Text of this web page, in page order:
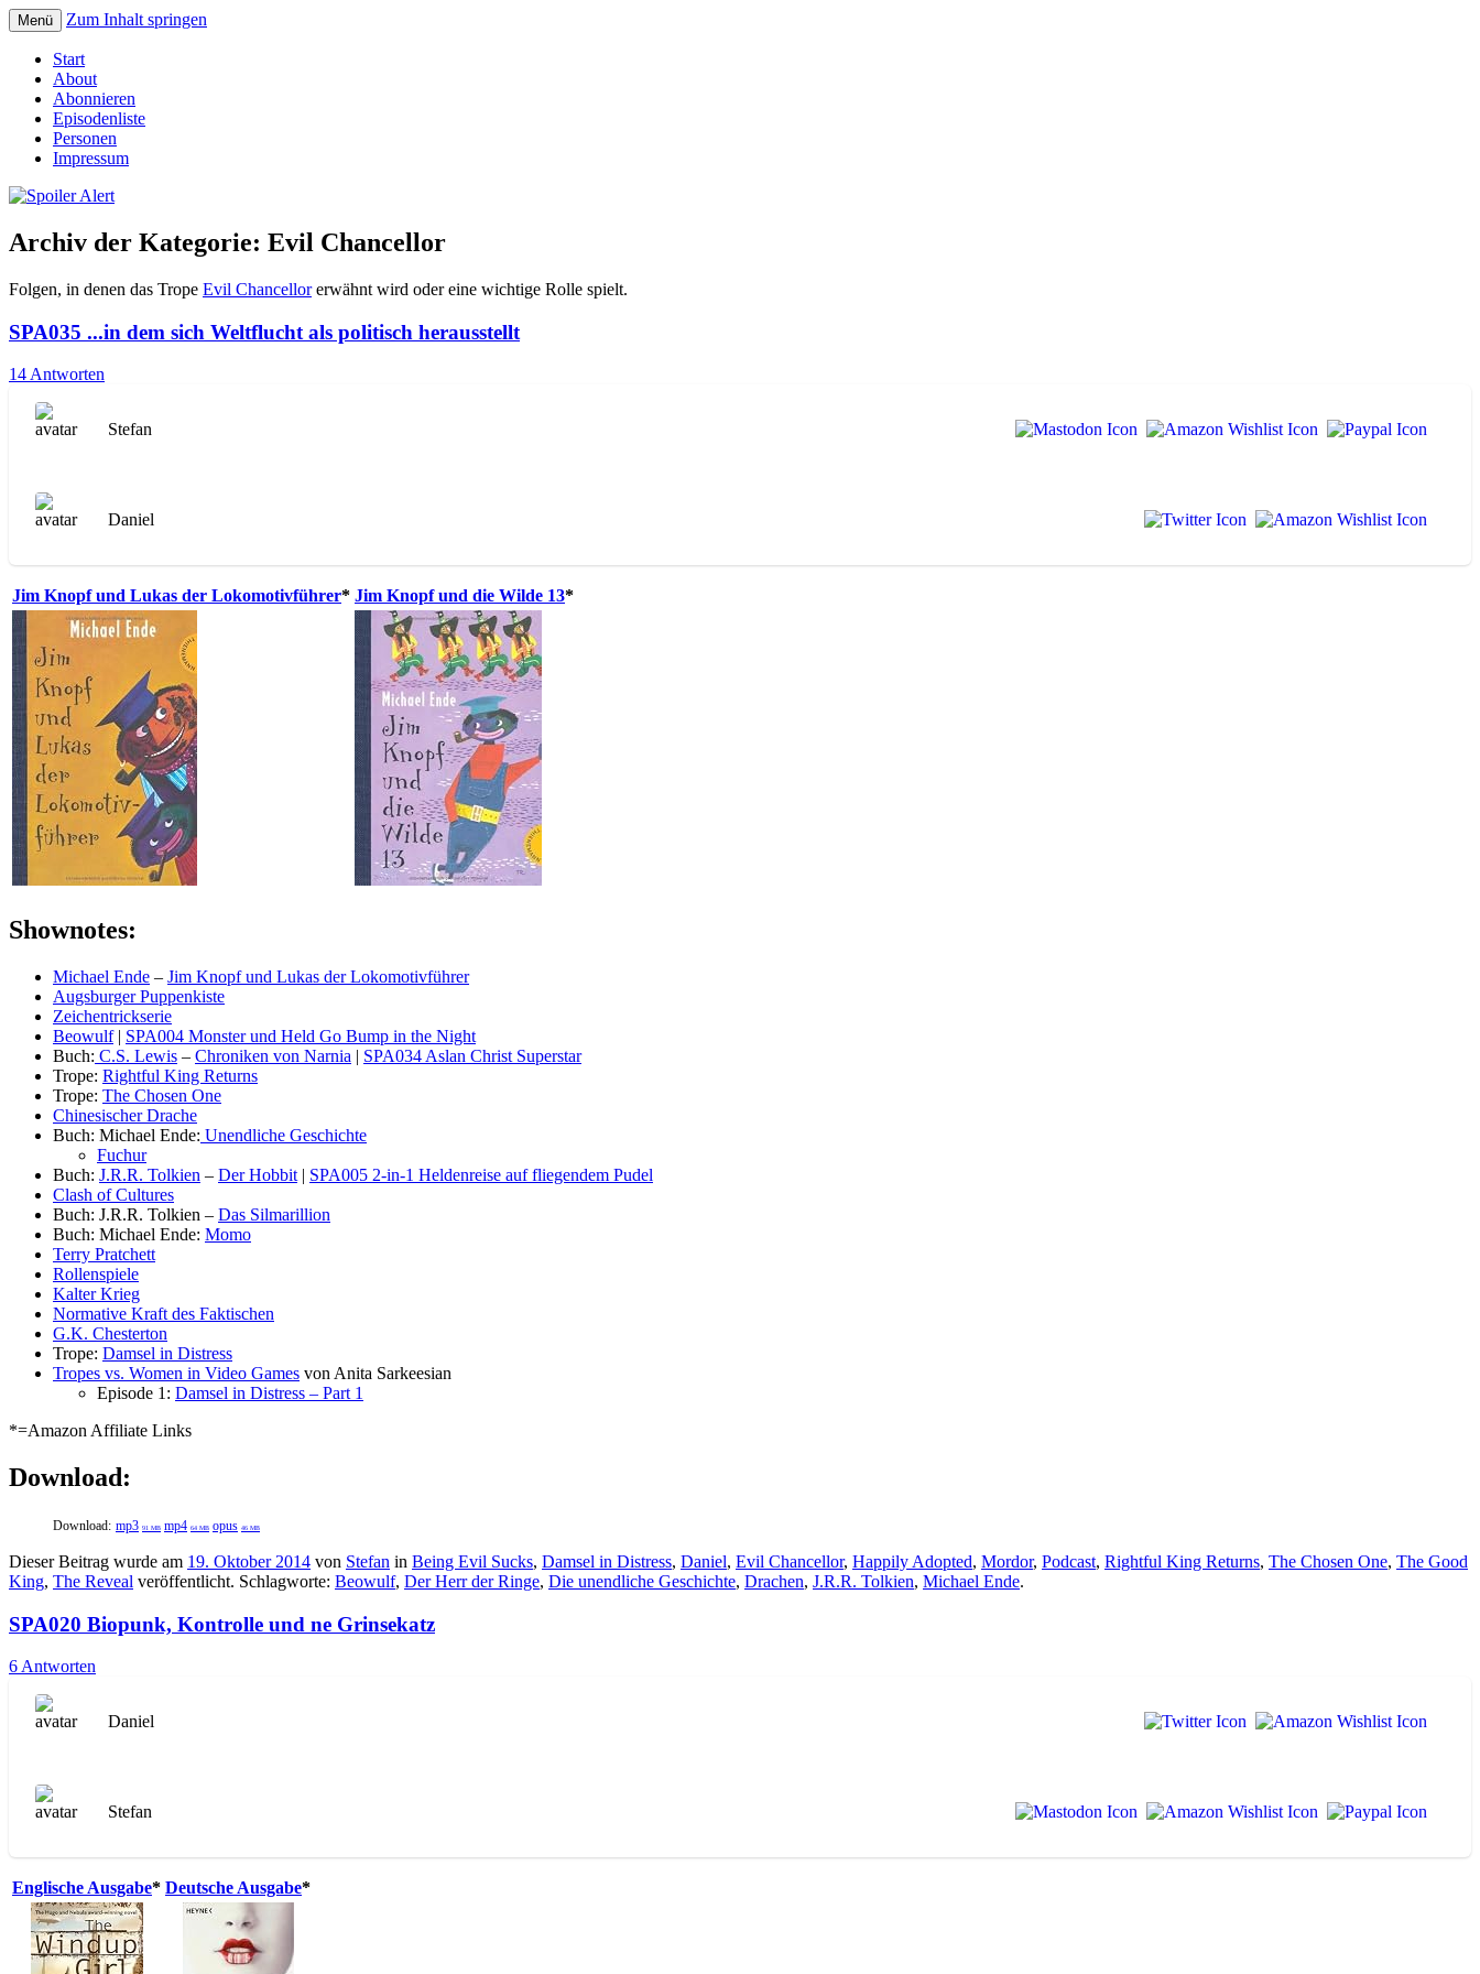
Spoiler Alert
Menü Zum Inhalt springen
Start
About
Abonnieren
Episodenliste
Personen
Impressum
Archiv der Kategorie: Evil Chancellor
Folgen, in denen das Trope Evil Chancellorerwähnt wird oder eine wichtige Rolle spielt.
SPA035 ...in dem sich Weltflucht als politisch herausstellt
14 Antworten
Stefan
Daniel
Jim Knopf und Lukas der Lokomotivführer* Jim Knopf und die Wilde 13*
Shownotes:
Michael Ende – Jim Knopf und Lukas der Lokomotivführer
Augsburger Puppenkiste
Zeichentrickserie
Beowulf| SPA004 Monster und Held Go Bump in the Night
Buch: C.S. Lewis – Chroniken von Narnia | SPA034 Aslan Christ Superstar
Trope: Rightful King Returns
Trope: The Chosen One
Chinesischer Drache
Buch: Michael Ende: Unendliche Geschichte
Fuchur
Buch: J.R.R. Tolkien – Der Hobbit | SPA005 2-in-1 Heldenreise auf fliegendem Pudel
Clash of Cultures
Buch: J.R.R. Tolkien – Das Silmarillion
Buch: Michael Ende: Momo
Terry Pratchett
Rollenspiele
Kalter Krieg
Normative Kraft des Faktischen
G.K. Chesterton
Trope: Damsel in Distress
Tropes vs. Women in Video Games von Anita Sarkeesian
Episode 1: Damsel in Distress – Part 1
*=Amazon Affiliate Links
Download:
Download: mp3 91 MB mp4 64 MB opus 46 MB
Dieser Beitrag wurde am 19. Oktober 2014 von Stefan in Being Evil Sucks, Damsel in Distress, Daniel, Evil Chancellor, Happily Adopted, Mordor, Podcast, Rightful King Returns, The Chosen One, The Good
King, The Reveal veröffentlicht. Schlagworte: Beowulf, Der Herr der Ringe, Die unendliche Geschichte, Drachen, J.R.R. Tolkien, Michael Ende.
SPA020 Biopunk, Kontrolle und ne Grinsekatz
6 Antworten
Daniel
Stefan
Englische Ausgabe* Deutsche Ausgabe*